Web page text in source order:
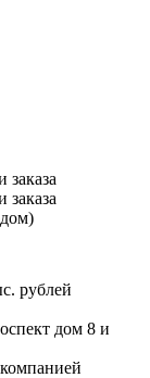
заказа
рублей
дом 8 и